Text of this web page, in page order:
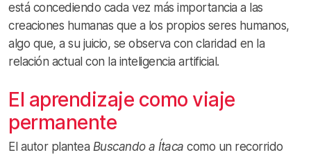
está concediendo cada vez más importancia a las
creaciones humanas que a los propios seres humanos,
algo que, a su juicio, se observa con claridad en la
relación actual con la inteligencia artificial.
El aprendizaje como viaje
permanente
El autor plantea Buscando a Ítaca como un recorrido